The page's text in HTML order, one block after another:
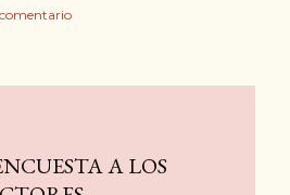
A LOS